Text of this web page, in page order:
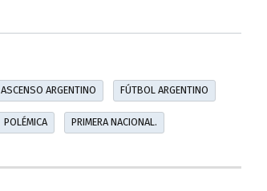
ASCENSO ARGENTINO FÚTBOL ARGENTINO
POLÉMICA PRIMERA NACIONAL.